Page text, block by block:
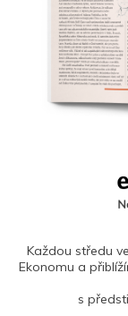
Každou středu
Ekonomu a
s